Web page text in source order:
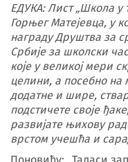
ЕДУКА: Лист „Школа у
Горњег Матејевца, у
награду Друштва за
Србије за школски
које у великој мери
целини, а посебно на
додатне и шире,
подстичете своје
развијате њихову
врстом учешћа и